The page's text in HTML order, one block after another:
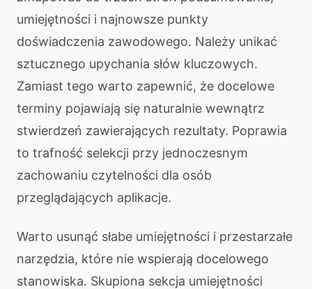
umiejętności i najnowsze punkty
doświadczenia zawodowego. Należy unikać
sztucznego upychania słów kluczowych.
Zamiast tego warto zapewnić, że docelowe
terminy pojawiają się naturalnie wewnątrz
stwierdzeń zawierających rezultaty. Poprawia
to trafność selekcji przy jednoczesnym
zachowaniu czytelności dla osób
przeglądających aplikacje.
Warto usunąć słabe umiejętności i przestarzałe
narzędzia, które nie wspierają docelowego
stanowiska. Skupiona sekcja umiejętności